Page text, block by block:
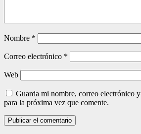
Nombre *
Correo electrónico *
Web
Guarda mi nombre, correo electrónico
para la próxima vez que comente.